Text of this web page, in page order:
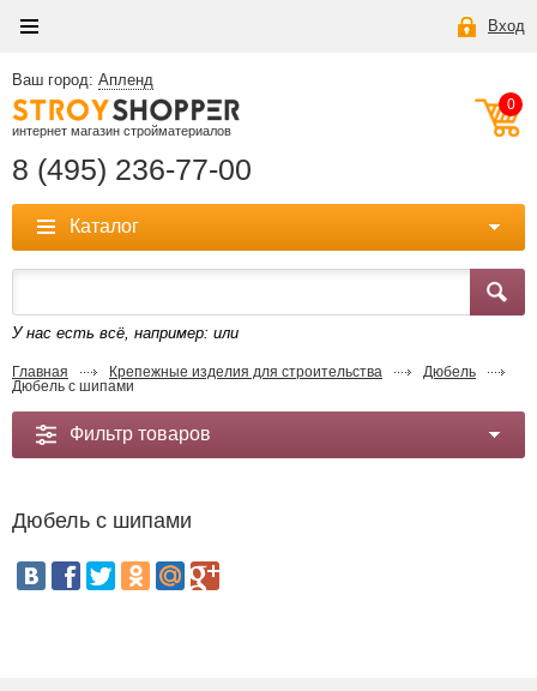
Вход
Ваш город: Апленд
интернет магазин стройматериалов
8 (495) 236-77-00
0
Каталог
У нас есть всё, например: или
Главная Крепежные изделия для строительства
Дюбель
Дюбель с шипами
Фильтр товаров
Дюбель с шипами